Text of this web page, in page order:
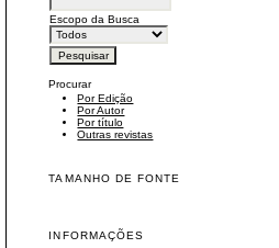
Escopo da Busca
Procurar
Por Edição
Por Autor
Por título
Outras revistas
TAMANHO DE FONTE
INFORMAÇÕES